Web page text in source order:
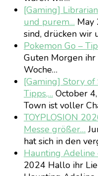
[Gaming]
und purem… May
sind, drücken wir
Pokemon Go –
Guten Morgen
Woche…
[Gaming] Story of
Tipps,… October
Town ist voller
TOYPLOSION
Messe größer…
hat sich in den
Haunting Adeline
2024 Hallo ihr